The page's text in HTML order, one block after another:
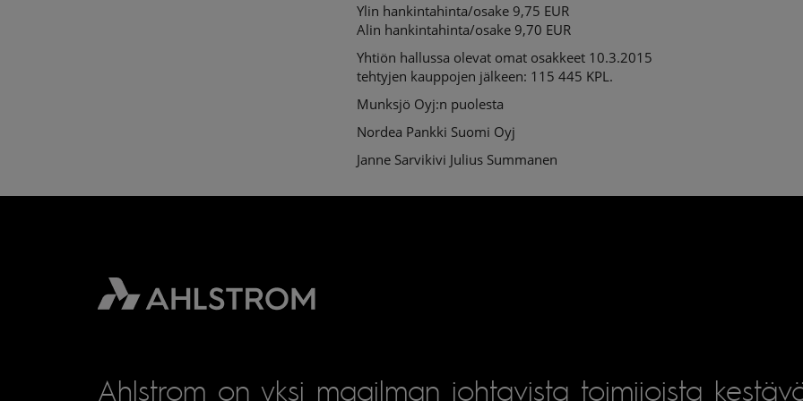
Ylin hankintahinta/osake 9,75 EUR
Alin hankintahinta/osake 9,70 EUR
Yhtiön hallussa olevat omat osakkeet 10.3.2015
tehtyjen kauppojen jälkeen: 115 445 KPL.
Munksjö Oyj:n puolesta
Nordea Pankki Suomi Oyj
Janne Sarvikivi Julius Summanen
Ahlstrom on yksi maailman johtavista toimijoista